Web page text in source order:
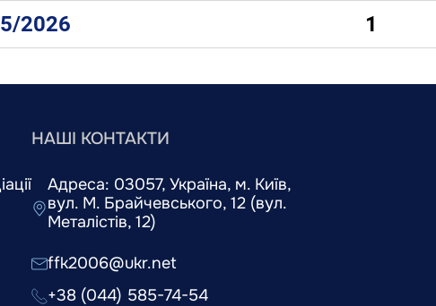
2026 1
НАШІ КОНТАКТИ
Адреса: 03057, Україна, м. Київ,
вул. М. Брайчевського, 12 (вул.
Металістів, 12)
ffk2006@ukr.net
+38 (044) 585-74-54